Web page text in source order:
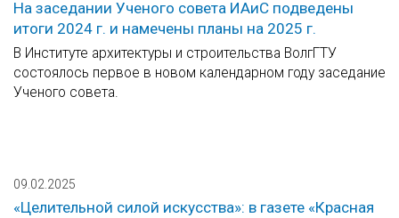
На заседании Ученого совета ИАиС подведены
итоги 2024 г. и намечены планы на 2025 г.
В Институте архитектуры и строительства ВолгГТУ
состоялось первое в новом календарном году заседание
Ученого совета.
09.02.2025
«Целительной силой искусства»: в газете «Красная